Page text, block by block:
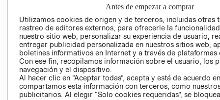
TRANSPARENCIA
Y ÉTICA (INGLÉS)
COMERCIO - SIC
PETICIONES
QUEJAS Y
RECLAMOS
Antes de empezar a comprar
Utilizamos cookies de origen y de terceros, incluidas otras
rastreo de editores externos, para ofrecerle la
nuestro sitio web, personalizar su experiencia de usuario,
entregar publicidad personalizada en nuestros sitios web,
boletines informativos en Internet y a través de plataformas
Con ese fin, recopilamos información sobre el usuario, los
navegación y el dispositivo.
Al hacer clic en “Aceptar todas”, acepta y está de acuerdo
compartamos esta información con terceros, como
publicitarios. Al elegir “Solo cookies requeridas”, se